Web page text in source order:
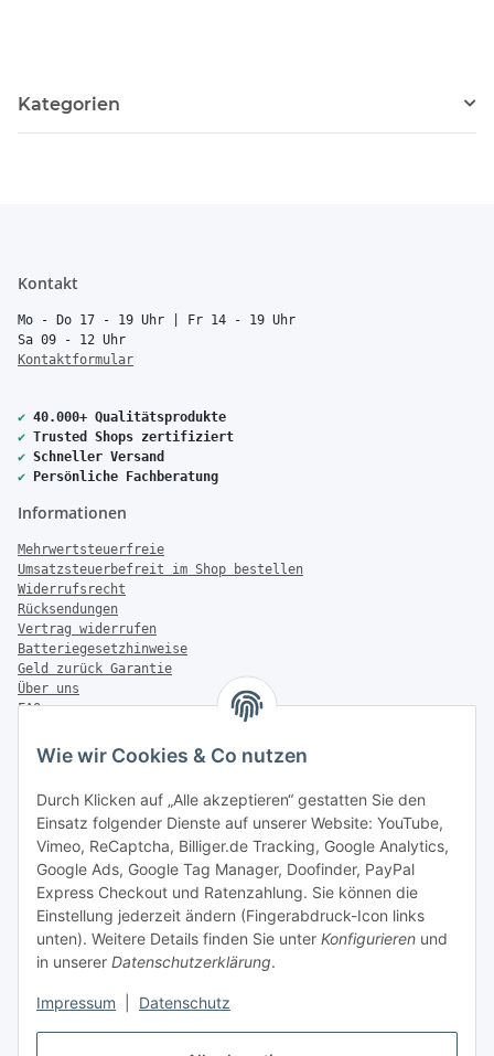
Wie wir Cookies & Co nutzen
Durch Klicken auf „Alle akzeptieren“ gestatten Sie den
Einsatz folgender Dienste auf unserer Website: YouTube,
Vimeo, ReCaptcha, Billiger.de Tracking, Google Analytics,
Google Ads, Google Tag Manager, Doofinder, PayPal
Express Checkout und Ratenzahlung. Sie können die
Einstellung jederzeit ändern (Fingerabdruck-Icon links
unten). Weitere Details finden Sie unter Konfigurieren und
in unserer Datenschutzerklärung.
Impressum Datenschutz
Kategorien
Kontakt
Mo - Do 17 - 19 Uhr | Fr 14 - 19 Uhr
Sa 09 - 12 Uhr
Kontaktformular
✔ 40.000+ Qualitätsprodukte
✔ Trusted Shops zertifiziert
✔ Schneller Versand
✔ Persönliche Fachberatung
Informationen
Mehrwertsteuerfreie
Umsatzsteuerbefreit im Shop bestellen
Widerrufsrecht
Rücksendungen
Vertrag widerrufen
Batteriegesetzhinweise
Geld zurück Garantie
Über uns
FAQ
Zahlung & Versand
Versandinformationen
Sonstiges